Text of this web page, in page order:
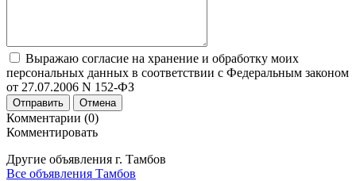
Выражаю согласие на хранение и обработку моих
персональных данных в соответствии с Федеральным законом
от 27.07.2006 N 152-ФЗ
Отправить Отмена
Комментарии (0)
Комментировать
Другие объявления г. Тамбов
Все объявления Тамбов